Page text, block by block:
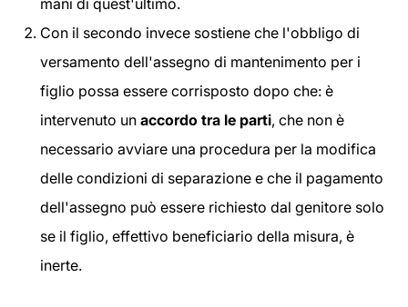
mani di quest'ultimo.
Con il secondo invece sostiene che l'obbligo di
versamento dell'assegno di mantenimento per i
figlio possa essere corrisposto dopo che: è
intervenuto un accordo tra le parti, che non è
necessario avviare una procedura per la modifica
delle condizioni di separazione e che il pagamento
dell'assegno può essere richiesto dal genitore solo
se il figlio, effettivo beneficiario della misura, è
inerte.